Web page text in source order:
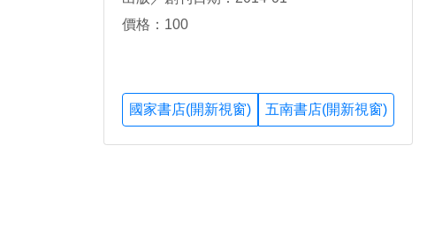
價格：100
國家書店(開新視窗) 五南書店(開新視窗)